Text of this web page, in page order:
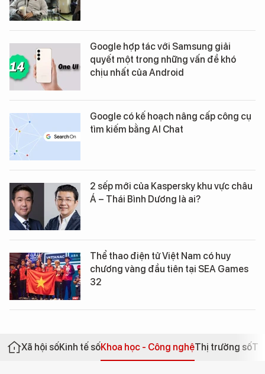
Google hợp tác với Samsung giải
quyết một trong những vấn đề khó
chịu nhất của Android
Google có kế hoạch nâng cấp công cụ
tìm kiếm bằng AI Chat
2 sếp mới của Kaspersky khu vực châu
Á – Thái Bình Dương là ai?
Thể thao điện tử Việt Nam có huy
chương vàng đầu tiên tại SEA Games
32
Xã hội sốKinh tế sốKhoa học - Công nghệThị trường số